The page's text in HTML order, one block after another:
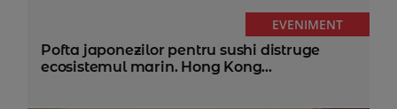
EVENIMENT
Pofta japonezilor pentru sushi distruge
ecosistemul marin. Hong Kong...